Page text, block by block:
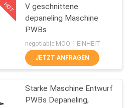
HOT
V geschnittene
depaneling Maschine
PWBs
negotiable MOQ:1 EINHEIT
JETZT ANFRAGEN
Starke Maschine Entwurf
PWBs Depaneling,